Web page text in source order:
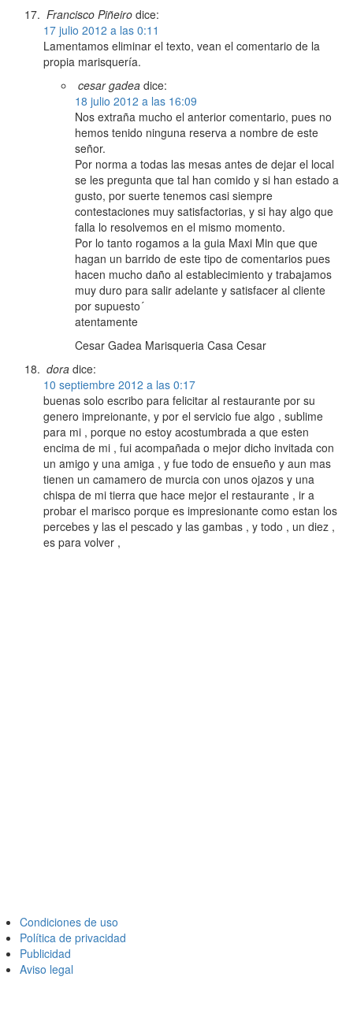
Francisco Piñeiro dice:
17 julio 2012 a las 0:11
Lamentamos eliminar el texto, vean el comentario de la
propia marisquería.
cesar gadea dice:
18 julio 2012 a las 16:09
Nos extraña mucho el anterior comentario, pues no
hemos tenido ninguna reserva a nombre de este
señor.
Por norma a todas las mesas antes de dejar el local
se les pregunta que tal han comido y si han estado a
gusto, por suerte tenemos casi siempre
contestaciones muy satisfactorias, y si hay algo que
falla lo resolvemos en el mismo momento.
Por lo tanto rogamos a la guia Maxi Min que que
hagan un barrido de este tipo de comentarios pues
hacen mucho daño al establecimiento y trabajamos
muy duro para salir adelante y satisfacer al cliente
por supuesto´
atentamente
Cesar Gadea Marisqueria Casa Cesar
dora dice:
10 septiembre 2012 a las 0:17
buenas solo escribo para felicitar al restaurante por su
genero impreionante, y por el servicio fue algo , sublime
para mi , porque no estoy acostumbrada a que esten
encima de mi , fui acompañada o mejor dicho invitada con
un amigo y una amiga , y fue todo de ensueño y aun mas
tienen un camamero de murcia con unos ojazos y una
chispa de mi tierra que hace mejor el restaurante , ir a
probar el marisco porque es impresionante como estan los
percebes y las el pescado y las gambas , y todo , un diez ,
es para volver ,
Condiciones de uso
Política de privacidad
Publicidad
Aviso legal